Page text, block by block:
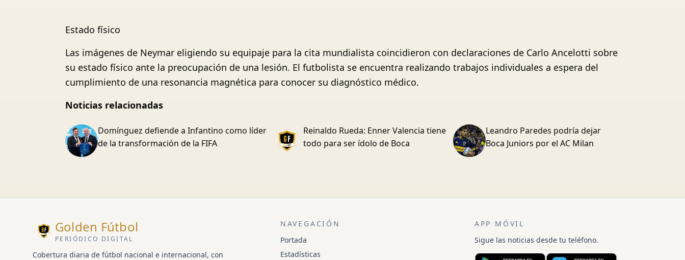
Estado físico
Las imágenes de Neymar eligiendo su equipaje para la cita mundialista coincidieron con declaraciones de Carlo Ancelotti sobre
su estado físico ante la preocupación de una lesión. El futbolista se encuentra realizando trabajos individuales a espera del
cumplimiento de una resonancia magnética para conocer su diagnóstico médico.
Noticias relacionadas
Domínguez defiende a Infantino como líder
de la transformación de la FIFA
Reinaldo Rueda: Enner Valencia tiene
todo para ser ídolo de Boca
Leandro Paredes podría dejar
Boca Juniors por el AC Milan
Golden Fútbol
PERIÓDICO DIGITAL
Cobertura diaria de fútbol nacional e internacional, con
NAVEGACIÓN
Portada
Estadísticas
APP MÓVIL
Sigue las noticias desde tu teléfono.